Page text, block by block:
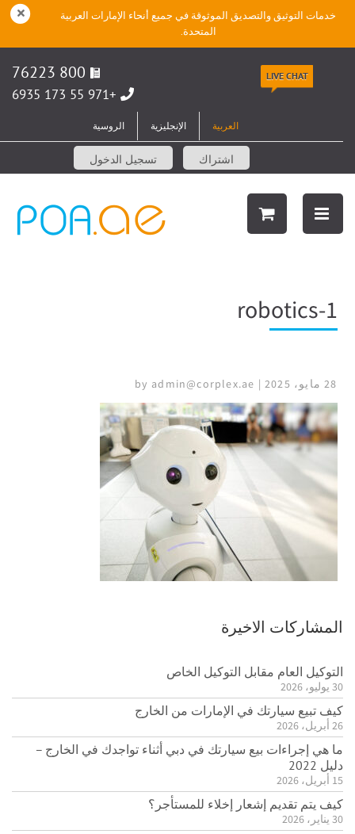
خدمات التوثيق والتصديق الموثوقة في جميع أنحاء الإمارات العربية
المتحدة.
+971 55 173 6935
LIVE CHAT
العربية الإنجليزية الروسية
اشتراك تسجيل الدخول
robotics-1
28 مايو، 2025 | by admin@corplex.ae
المشاركات الاخيرة
التوكيل العام مقابل التوكيل الخاص
30 يوليو، 2026
كيف تبيع سيارتك في الإمارات من الخارج
26 أبريل، 2026
ما هي إجراءات بيع سيارتك في دبي أثناء تواجدك في الخارج –
دليل 2022
15 أبريل، 2026
كيف يتم تقديم إشعار إخلاء للمستأجر؟
30 يناير، 2026